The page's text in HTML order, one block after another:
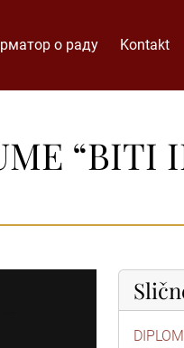
о раду Kontakt
“BITI